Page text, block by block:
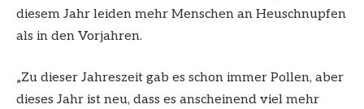
diesem Jahr leiden mehr Menschen an Heuschnupfen
als in den Vorjahren.
„Zu dieser Jahreszeit gab es schon immer Pollen, aber
dieses Jahr ist neu, dass es anscheinend viel mehr